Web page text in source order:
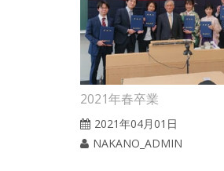
2021年春卒業
2021年04月01日
NAKANO_ADMIN